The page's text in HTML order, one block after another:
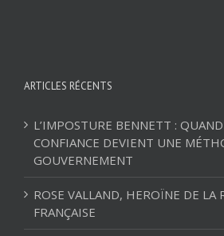
ARTICLES RÉCENTS
L’IMPOSTURE BENNETT :
CONFIANCE DEVIENT UNE
GOUVERNEMENT
ROSE VALLAND, HEROÏNE DE LA
FRANÇAISE